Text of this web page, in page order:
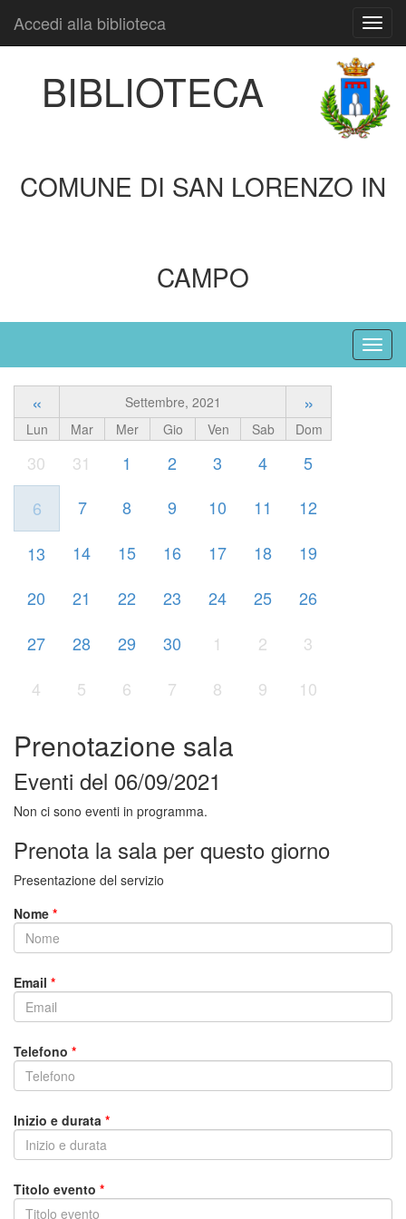
Accedi alla biblioteca
BIBLIOTECA
COMUNE DI SAN LORENZO IN
CAMPO
« Settembre, 2021 »
Lun Mar Mer Gio Ven Sab Dom
30 31 1 2 3 4
5
6
7 8 9 10 11
12
13
14 15 16 17 18
19
20
21 22 23 24 25
26
27
28 29 30 1 2
3
4
5 6 7 8 9 10
Prenotazione sala
Eventi del 06/09/2021
Non ci sono eventi in programma.
Prenota la sala per questo giorno
Presentazione del servizio
Nome *
Email *
Telefono *
Inizio e durata *
Titolo evento *